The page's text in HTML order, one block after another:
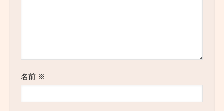
名前 ※